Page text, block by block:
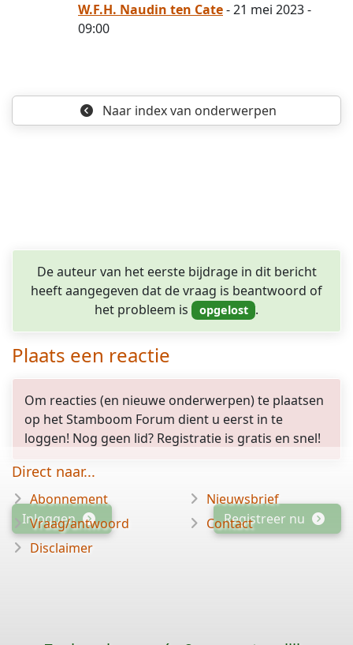
W.F.H. Naudin ten Cate- 21 mei 2023 -
09:00
Naar indexvan onderwerpen
De auteur van het eerste bijdrage in dit bericht
heeft aangegeven dat de vraag is beantwoord of
het probleem is
.
Plaats een reactie
Om reacties (en nieuwe onderwerpen) te plaatsen
op het Stamboom Forum dient u eerst in te
loggen! Nog geen lid? Registratie is gratis en snel!
Inloggen Registreer nu
Direct naar...
Abonnement
Vraag/antwoord
Disclaimer
Nieuwsbrief
Contact